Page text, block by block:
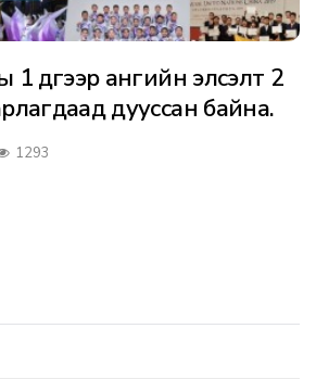
дүгээр ангийн элсэлт 2
дууссан байна.
1293